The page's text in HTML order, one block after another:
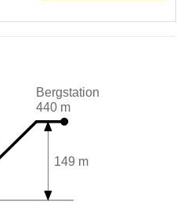
Bergstation
440 m
149 m